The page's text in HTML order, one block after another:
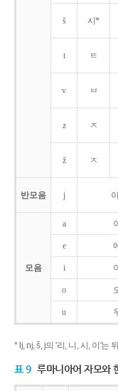
š 시*
t ㅌ
v ㅂ
z ㅈ
ž ㅈ
반모음 j
모음
a
e 에
i 이
o
u
* lj, nj, š, j의 '리, 니, 시, 이'는
표 9 루마니아어 자모와